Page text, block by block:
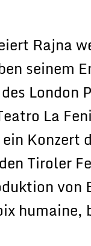
Rajna
seinem
London
La
Konzert
Tiroler
humaine,